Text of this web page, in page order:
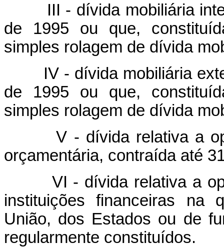
III - dívida mobiliária
de 1995 ou que,
simples rolagem de dívida
IV - dívida mobiliária
de 1995 ou que,
simples rolagem de dívida
V - dívida relativa a
orçamentária, contraída até
VI - dívida relativa a
instituições financeiras na
União, dos Estados ou de
regularmente constituídos.